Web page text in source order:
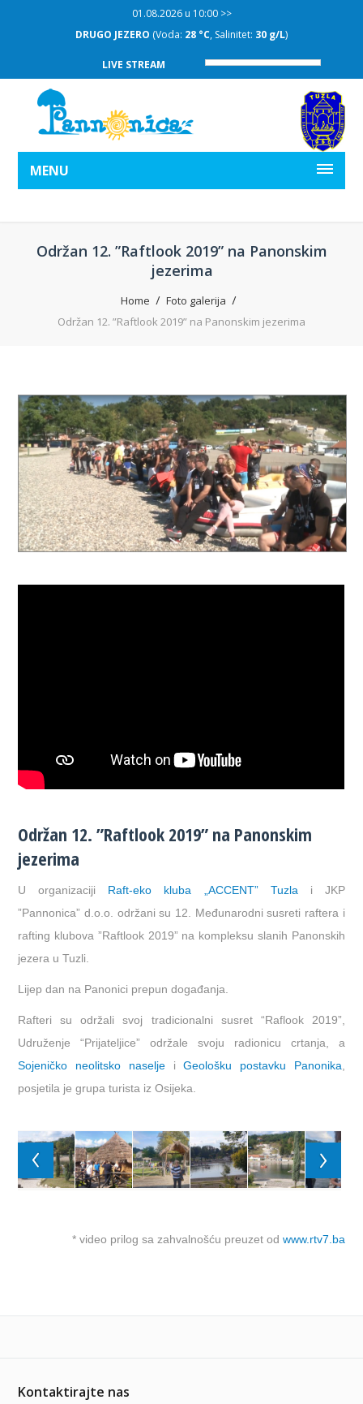
01.08.2026 u 10:00 >>
DRUGO JEZERO (Voda: 28 °C, Salinitet: 30 g/L)
LIVE STREAM
MENU
Održan 12. ”Raftlook 2019” na Panonskim
jezerima
Home
Foto galerija
Održan 12. ”Raftlook 2019” na Panonskim jezerima
Održan 12. ”Raftlook 2019” na Panonskim
jezerima
U organizaciji Raft-eko kluba „ACCENT” Tuzla i JKP
”Pannonica” d.o.o. održani su 12. Međunarodni susreti raftera i
rafting klubova ”Raftlook 2019” na kompleksu slanih Panonskih
jezera u Tuzli.
Lijep dan na Panonici prepun događanja.
Rafteri su održali svoj tradicionalni susret “Raflook 2019”,
Udruženje “Prijateljice” održale svoju radionicu crtanja, a
Sojeničko neolitsko naseljeiGeološku postavku Panonika
posjetila je grupa turista iz Osijeka.
* video prilog sa zahvalnošću preuzet od www.rtv7.ba
Kontaktirajte nas